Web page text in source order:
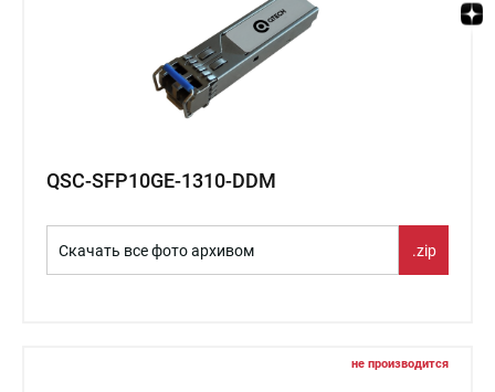
QSC-SFP10GE-1310-DDM
Скачать все фото архивом .zip
не производится